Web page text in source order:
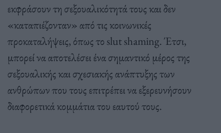
εκφράσουν τη σεξουαλικότητά τους και δεν
«καταπιέζονταν» από τις κοινωνικές
προκαταλήψεις, όπως το slut shaming. Έτσι,
μπορεί να αποτελέσει ένα σημαντικό μέρος της
σεξουαλικής και σχεσιακής ανάπτυξης των
ανθρώπων που τους επιτρέπει να εξερευνήσουν
διαφορετικά κομμάτια του εαυτού τους.